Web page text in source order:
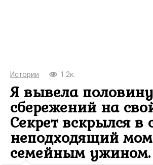
Истории 1.2к.
Я вывела половину
сбережений на
Секрет вскрылся
неподходящий
семейным ужином.